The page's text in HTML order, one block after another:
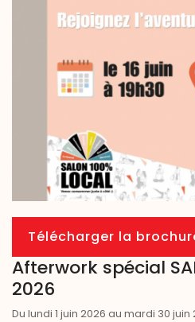
Télécharger la
Afterwork spécial
2026
Du lundi 1 juin 2026 au mardi 30 juin